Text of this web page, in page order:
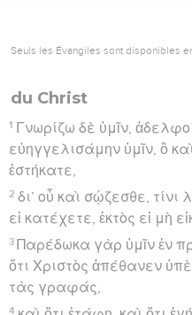
Seuls les Évangiles sont disponibles
du Christ
1 Γνωρίζω δὲ ὑμῖν,
εὐηγγελισάμην ὑμῖν, ὃ
ἑστήκατε,
2 δι’ οὗ καὶ σῴζεσθε,
εἰ κατέχετε, ἐκτὸς εἰ μὴ
3 Παρέδωκα γὰρ ὑμῖν ἐν
ὅτι Χριστὸς ἀπέθανεν
τὰς γραφάς,
4